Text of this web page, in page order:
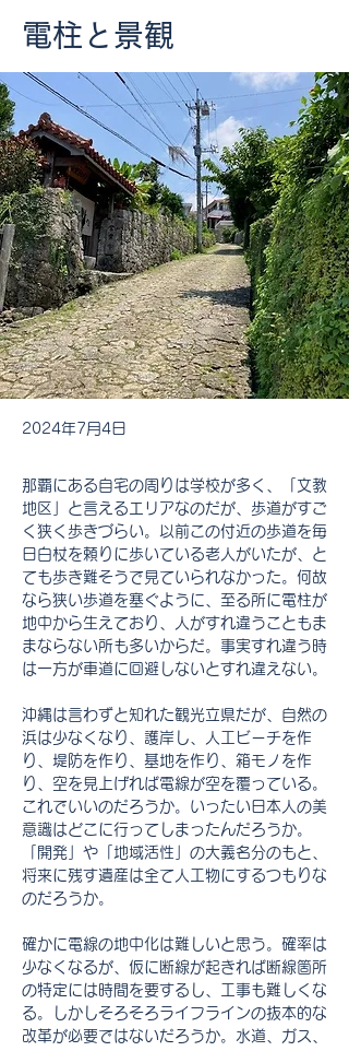
電柱と景観
2024年7月4日
那覇にある自宅の周りは学校が多く、「文教
地区」と言えるエリアなのだが、歩道がすご
く狭く歩きづらい。以前この付近の歩道を毎
日白杖を頼りに歩いている老人がいたが、と
ても歩き難そうで見ていられなかった。何故
なら狭い歩道を塞ぐように、至る所に電柱が
地中から生えており、人がすれ違うこともま
まならない所も多いからだ。事実すれ違う時
は一方が車道に回避しないとすれ違えない。
沖縄は言わずと知れた観光立県だが、自然の
浜は少なくなり、護岸し、人工ビーチを作
り、堤防を作り、基地を作り、箱モノを作
り、空を見上げれば電線が空を覆っている。
これでいいのだろうか。いったい日本人の美
意識はどこに行ってしまったんだろうか。
「開発」や「地域活性」の大義名分のもと、
将来に残す遺産は全て人工物にするつもりな
のだろうか。
確かに電線の地中化は難しいと思う。確率は
少なくなるが、仮に断線が起きれば断線箇所
の特定には時間を要するし、工事も難しくな
る。しかしそろそろライフラインの抜本的な
改革が必要ではないだろうか。水道、ガス、